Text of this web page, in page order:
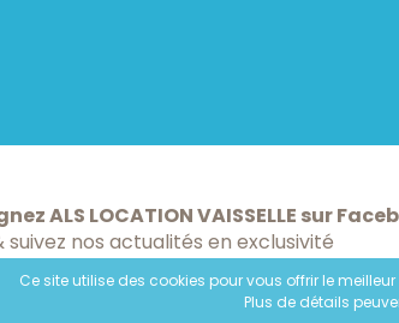
ALS LOCATION VAISSELLE sur
suivez nos actualités en exclusivité
Ce site utilise des cookies pour vous offrir le
Plus de détails